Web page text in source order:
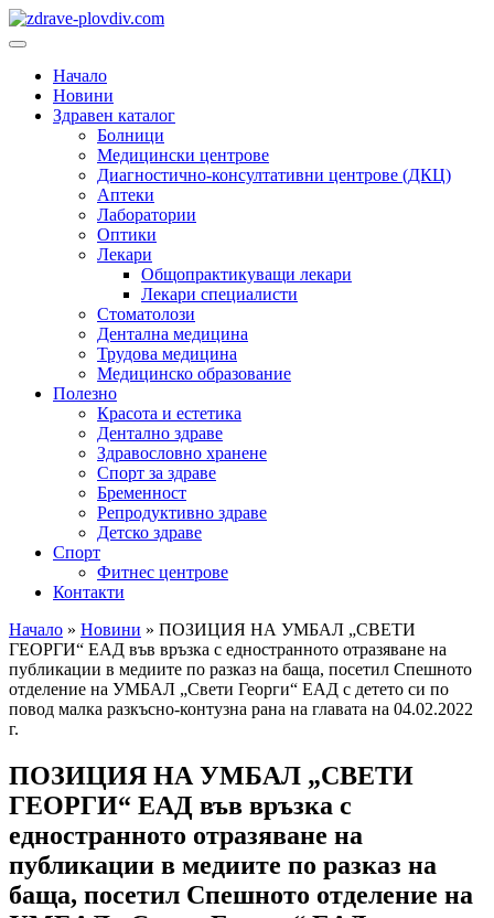
Преминете
към
Основно
Начало
Новини
Здравен каталог
Болници
Медицински центрове
Диагностично-консултативни центрове (ДКЦ)
Аптеки
Лаборатории
Оптики
Лекари
Общопрактикуващи лекари
Лекари специалисти
Стоматолози
Дентална медицина
Трудова медицина
Медицинско образование
Полезно
Красота и естетика
Дентално здраве
Здравословно хранене
Спорт за здраве
Бременност
Репродуктивно здраве
Детско здраве
Спорт
Фитнес центрове
Контакти
Начало » Новини » ПОЗИЦИЯ НА УМБАЛ „СВЕТИ
ГЕОРГИ“ ЕАД във връзка с едностранното отразяване на
публикации в медиите по разказ на баща, посетил Спешното
отделение на УМБАЛ „Свети Георги“ ЕАД с детето си по
повод малка разкъсно-контузна рана на главата на 04.02.2022
г.
ПОЗИЦИЯ НА УМБАЛ „СВЕТИ
ГЕОРГИ“ ЕАД във връзка с
едностранното отразяване на
публикации в медиите по разказ на
баща, посетил Спешното отделение на